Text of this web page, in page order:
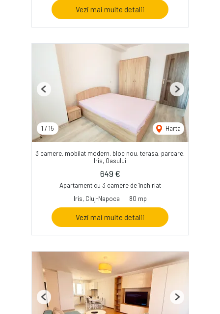
Vezi mai multe detalii
1 / 15 Harta
Previous Next
3 camere, mobilat modern, bloc nou, terasa, parcare,
Iris, Oasului
649 €
Apartament cu 3 camere de închiriat
Iris, Cluj-Napoca
80 mp
Vezi mai multe detalii
Previous Next